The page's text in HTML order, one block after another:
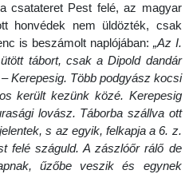
csatateret Pest felé, az magyar
honvédek nem üldözték, csak
is beszámolt naplójában: „Az I.
tábort, csak a Dipold dandár
Kerepesig. Több podgyász kocsi
került kezünk közé. Kerepesig
lovász. Táborba szállva ott
s az egyik, felkapja a 6. z.
felé száguld. A zászlóőr rálő de
űzőbe veszik és egynek